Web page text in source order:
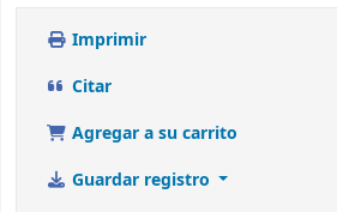
Imprimir
Citar
Agregar a su carrito
Guardar registro